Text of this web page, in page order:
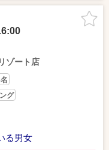
ゾート店
グ
る男女